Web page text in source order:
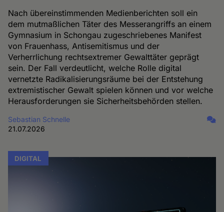
Nach übereinstimmenden Medienberichten soll ein
dem mutmaßlichen Täter des Messerangriffs an einem
Gymnasium in Schongau zugeschriebenes Manifest
von Frauenhass, Antisemitismus und der
Verherrlichung rechtsextremer Gewalttäter geprägt
sein. Der Fall verdeutlicht, welche Rolle digital
vernetzte Radikalisierungsräume bei der Entstehung
extremistischer Gewalt spielen können und vor welche
Herausforderungen sie Sicherheitsbehörden stellen.
Sebastian Schnelle
21.07.2026
DIGITAL